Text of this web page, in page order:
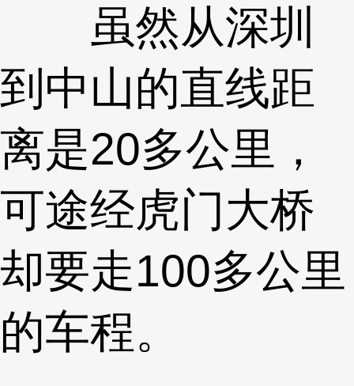
虽然从深圳
到中山的直线距
离是20多公里，
可途经虎门大桥
却要走100多公里
的车程。